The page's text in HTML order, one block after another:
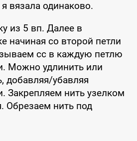
вязала одинаково.
из 5 вп. Далее в
начиная со второй петли
сс в каждую петлю
Можно удлинить или
добавляя/убавляя
Закрепляем нить узелком
Обрезаем нить под